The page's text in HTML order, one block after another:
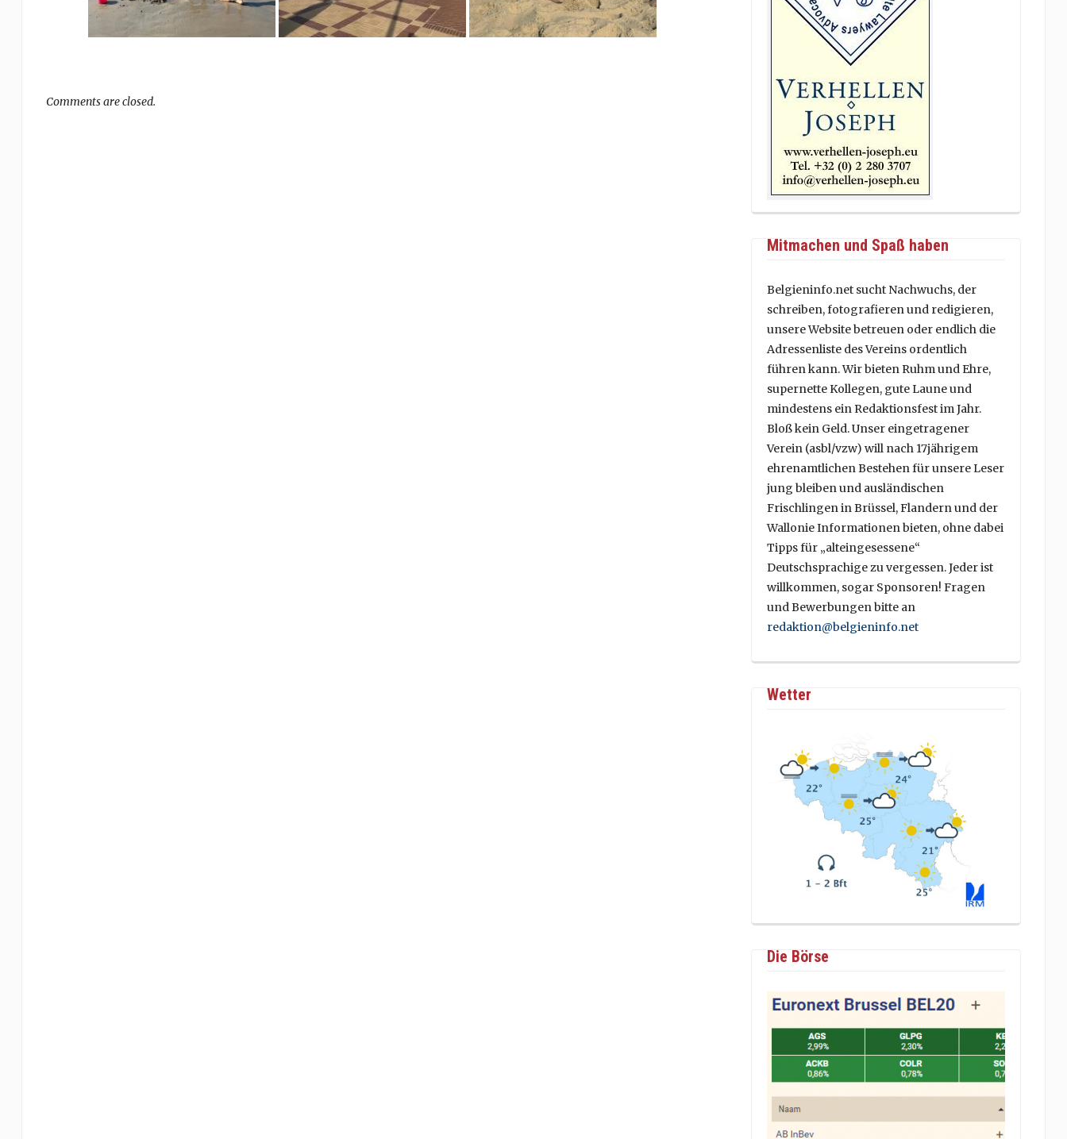
Comments are closed.
Mitmachen und Spaß haben
Belgieninfo.net sucht Nachwuchs, der
schreiben, fotografieren und redigieren,
unsere Website betreuen oder endlich die
Adressenliste des Vereins ordentlich
führen kann. Wir bieten Ruhm und Ehre,
supernette Kollegen, gute Laune und
mindestens ein Redaktionsfest im Jahr.
Bloß kein Geld. Unser eingetragener
Verein (asbl/vzw) will nach 17jährigem
ehrenamtlichen Bestehen für unsere Leser
jung bleiben und ausländischen
Frischlingen in Brüssel, Flandern und der
Wallonie Informationen bieten, ohne dabei
Tipps für „alteingesessene“
Deutschsprachige zu vergessen. Jeder ist
willkommen, sogar Sponsoren! Fragen
und Bewerbungen bitte an
redaktion@belgieninfo.net
Wetter
Die Börse